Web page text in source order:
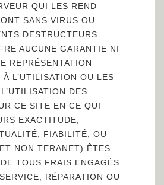
QUI LES REND
SANS VIRUS OU
DESTRUCTEURS.
AUCUNE GARANTIE NI
REPRÉSENTATION
À L’UTILISATION OU LES
DES
CE SITE EN CE QUI
EXACTITUDE,
FIABILITÉ, OU
NON TERANET) ÊTES
TOUS FRAIS ENGAGÉS
RÉPARATION OU